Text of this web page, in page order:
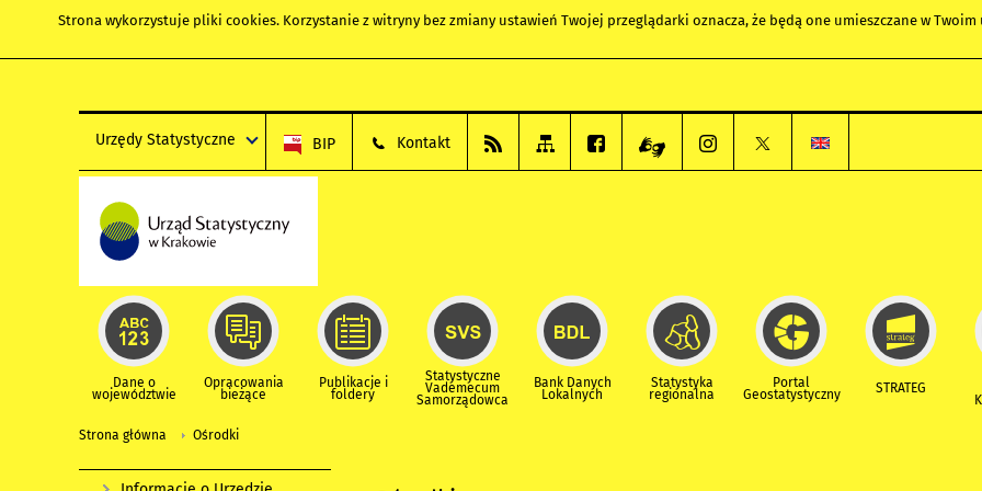
Strona wykorzystuje pliki cookies. Korzystanie z witryny bez zmiany ustawień Twojej przeglądarki oznacza, że będą one umieszczane w
Urzędy Statystyczne BIP Kontakt
Dane o
województwie
Opracowania
bieżące
Publikacje i
foldery
Statystyczne
Vademecum
Samorządowca
Bank Danych
Lokalnych
Statystyka
regionalna
Portal
Geostatystyczny STRATEG
Strona główna Ośrodki